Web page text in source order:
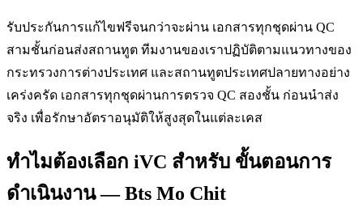
รับประกันการแก้ไขฟรีจนกว่าจะผ่าน เอกสารทุกชุดผ่าน QC
สามชั้นก่อนส่งสถานทูต ทีมงานของเราปฏิบัติตามแนวทางของ
กระทรวงการต่างประเทศ และสถานทูตประเทศปลายทางอย่าง
เคร่งครัด เอกสารทุกชุดผ่านการตรวจ QC สองชั้น ก่อนนำส่ง
จริง เพื่อรักษาอัตราอนุมัติให้สูงสุดในแต่ละเคส
ทำไมต้องเลือก iVC สำหรับ ขั้นตอนการ
ดำเนินงาน — Bts Mo Chit